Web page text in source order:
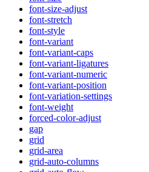
font-size-adjust
font-stretch
font-style
font-variant
font-variant-caps
font-variant-ligatures
font-variant-numeric
font-variant-position
font-variation-settings
font-weight
forced-color-adjust
gap
grid
grid-area
grid-auto-columns